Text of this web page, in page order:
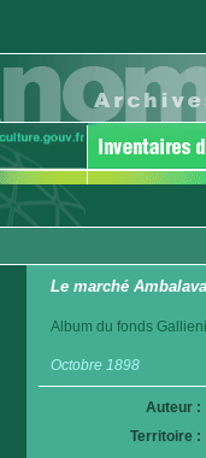
Le marché
Album du fonds
Octobre 1898
Auteur :
Territoire :